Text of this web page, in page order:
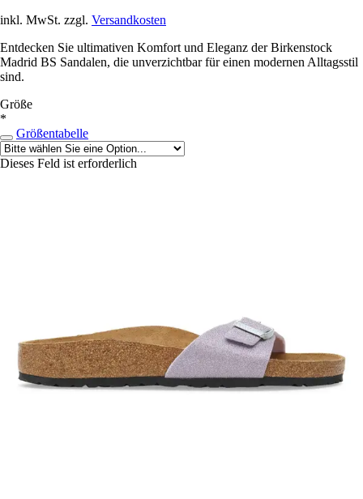
inkl. MwSt. zzgl. Versandkosten
Entdecken Sie ultimativen Komfort und Eleganz der Birkenstock
Madrid BS Sandalen, die unverzichtbar für einen modernen Alltagsstil
sind.
Größe
*
Größentabelle
Dieses Feld ist erforderlich